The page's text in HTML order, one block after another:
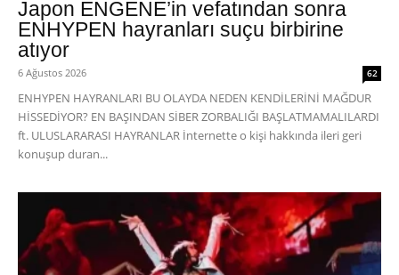
Japon ENGENE’in vefatından sonra
ENHYPEN hayranları suçu birbirine
atıyor
6 Ağustos 2026 62
ENHYPEN HAYRANLARI BU OLAYDA NEDEN KENDİLERİNİ MAĞDUR
HİSSEDİYOR? EN BAŞINDAN SİBER ZORBALIĞI BAŞLATMAMALILARDI
ft. ULUSLARARASI HAYRANLAR İnternette o kişi hakkında ileri geri
konuşup duran...